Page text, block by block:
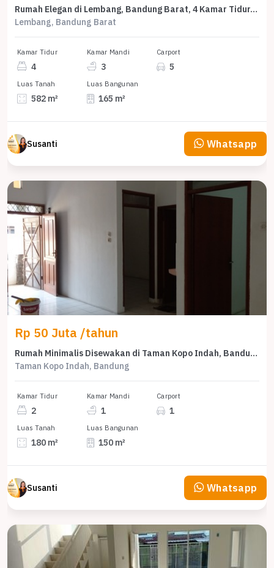
Rumah Elegan di Lembang, Bandung Barat, 4 Kamar Tidur, LT 582m²
Lembang, Bandung Barat
Kamar Tidur
4
Kamar Mandi
3
Carport
5
Luas Tanah
582 m²
Luas Bangunan
165 m²
Susanti Whatsapp
Rp 50 Juta /tahun
Rumah Minimalis Disewakan di Taman Kopo Indah, Bandung, Harga Ekonomis
Taman Kopo Indah, Bandung
Kamar Tidur
2
Kamar Mandi
1
Carport
1
Luas Tanah
180 m²
Luas Bangunan
150 m²
Susanti Whatsapp